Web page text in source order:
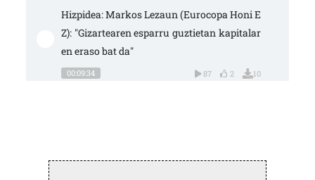
Hizpidea: Markos Lezaun (Eurocopa Honi E
Z): "Gizartearen esparru guztietan kapitalar
en eraso bat da"
00:09:34 87 2 10